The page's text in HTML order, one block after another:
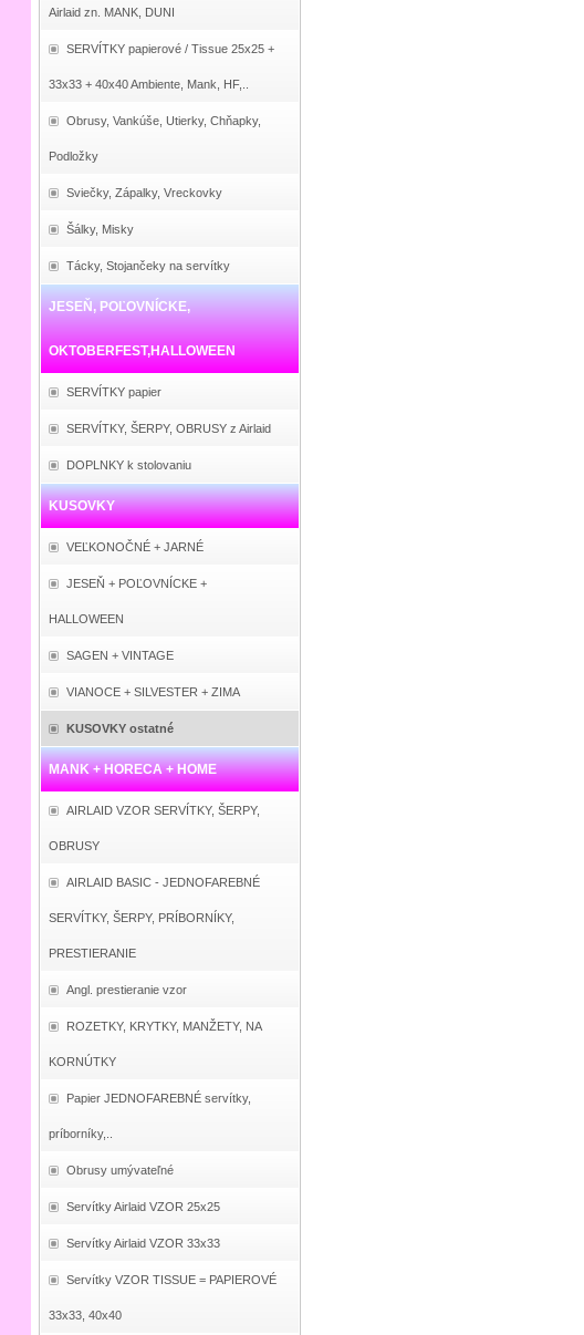
Airlaid zn. MANK, DUNI
SERVÍTKY papierové / Tissue 25x25 +
33x33 + 40x40 Ambiente, Mank, HF,..
Obrusy, Vankúše, Utierky, Chňapky,
Podložky
Sviečky, Zápalky, Vreckovky
Šálky, Misky
Tácky, Stojančeky na servítky
JESEŇ, POĽOVNÍCKE,
OKTOBERFEST,HALLOWEEN
SERVÍTKY papier
SERVÍTKY, ŠERPY, OBRUSY z Airlaid
DOPLNKY k stolovaniu
KUSOVKY
VEĽKONOČNÉ + JARNÉ
JESEŇ + POĽOVNÍCKE +
HALLOWEEN
SAGEN + VINTAGE
VIANOCE + SILVESTER + ZIMA
KUSOVKY ostatné
MANK + HORECA + HOME
AIRLAID VZOR SERVÍTKY, ŠERPY,
OBRUSY
AIRLAID BASIC - JEDNOFAREBNÉ
SERVÍTKY, ŠERPY, PRÍBORNÍKY,
PRESTIERANIE
Angl. prestieranie vzor
ROZETKY, KRYTKY, MANŽETY, NA
KORNÚTKY
Papier JEDNOFAREBNÉ servítky,
príborníky,..
Obrusy umývateľné
Servítky Airlaid VZOR 25x25
Servítky Airlaid VZOR 33x33
Servítky VZOR TISSUE = PAPIEROVÉ
33x33, 40x40